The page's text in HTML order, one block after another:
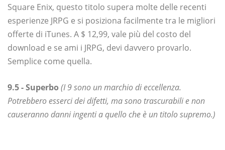
Square Enix, questo titolo supera molte delle recenti
esperienze JRPG e si posiziona facilmente tra le migliori
offerte di iTunes. A $ 12,99, vale più del costo del
download e se ami i JRPG, devi davvero provarlo.
Semplice come quella.
9.5 - Superbo (I 9 sono un marchio di eccellenza.
Potrebbero esserci dei difetti, ma sono trascurabili e non
causeranno danni ingenti a quello che è un titolo supremo.)